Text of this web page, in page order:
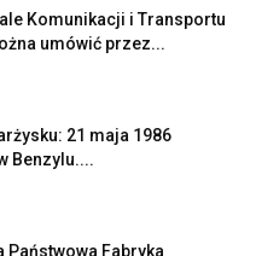
Komunikacji i Transportu
umówić przez...
21 maja 1986
Benzylu....
Państwowa Fabryka